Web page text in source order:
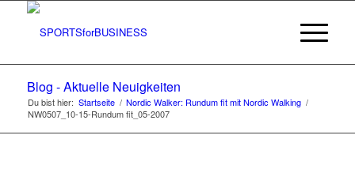
Blog - Aktuelle Neuigkeiten
Du bist hier: Startseite / Nordic Walker: Rundum fit mit Nordic Walking /
NW0507_10-15-Rundum fit_05-2007